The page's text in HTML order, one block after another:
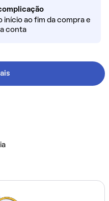
início ao fim da compra e
conta